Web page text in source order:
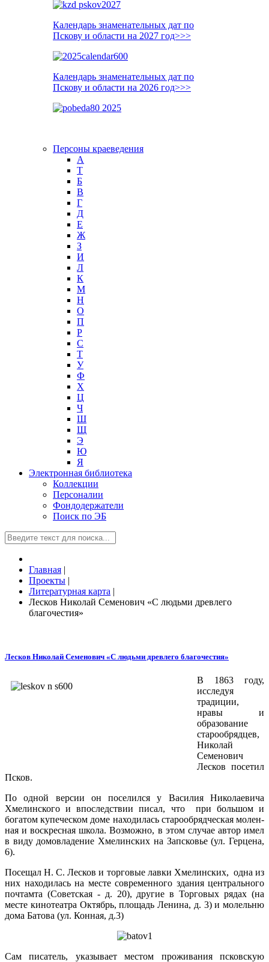
Календарь знаменательных дат по
Пскову и области на 2027 год>>>
Календарь знаменательных дат по
Пскову и области на 2026 год>>>
Персоны краеведения
А
T
Б
В
Г
Д
Е
Ж
З
И
Л
К
М
Н
О
П
Р
С
Т
У
Ф
Х
Ц
Ч
Ш
Щ
Э
Ю
Я
Электронная библиотека
Коллекции
Персоналии
Фондодержатели
Поиск по ЭБ
Главная |
Проекты |
Литературная карта |
Лесков Николай Семенович «С людьми древлего
благочестия»
Лесков Николай Семенович «С людьми древлего благочестия»
В 1863 году,
исследуя
традиции,
нравы и
образование
старообрядцев,
Николай
Семенович
Лесков посетил
Псков.
По одной версии он по­селился у Василия Николаевича
Хмелинского и впоследствии писал, что при большом и
богатом купеческом доме находилась старообрядческая молен­
ная и воскресная школа. Возможно, в этом случае автор имел
в виду домовладение Хмелинских на Запсковье (ул. Герцена,
6).
Посещал Н. С. Лесков и торговые лавки Хмелинских, одна из
них находилась на месте современного здания центрального
почтамта (Советская - д. 20), другие в Торговых рядах (на
месте кинотеатра Октябрь, площадь Ленина, д. 3) и молельню
дома Батова (ул. Конная, д.3)
Сам писатель, указывает местом проживания псковскую